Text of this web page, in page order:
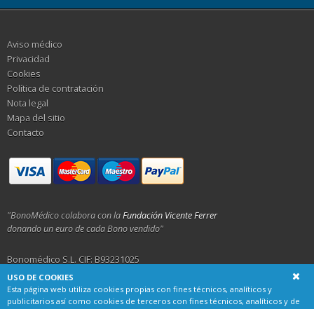
Aviso médico
Privacidad
Cookies
Política de contratación
Nota legal
Mapa del sitio
Contacto
"BonoMédico colabora con laFundación Vicente Ferrer
donando un euro de cada Bono vendido"
Bonomédico S.L. CIF: B93231025
Calle Alemania 23, 29001 Málaga
USO DE COOKIES
Esta página web utiliza cookies propias con fines técnicos, analíticos y
publicitarios así como cookies de terceros con fines técnicos, analíticos y de